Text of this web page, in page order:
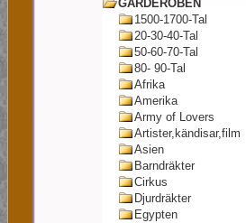
GARDEROBEN
1500-1700-Tal
20-30-40-Tal
50-60-70-Tal
80- 90-Tal
Afrika
Amerika
Army of Lovers
Artister,kändisar,film
Asien
Barndräkter
Cirkus
Djurdräkter
Egypten